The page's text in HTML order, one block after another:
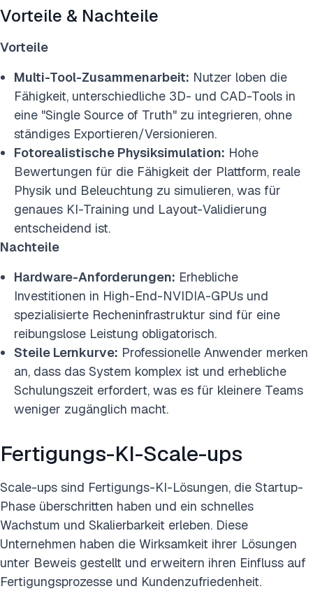
Vorteile & Nachteile
Vorteile
Multi-Tool-Zusammenarbeit: Nutzer loben die
Fähigkeit, unterschiedliche 3D- und CAD-Tools in
eine "Single Source of Truth" zu integrieren, ohne
ständiges Exportieren/Versionieren.
Fotorealistische Physiksimulation: Hohe
Bewertungen für die Fähigkeit der Plattform, reale
Physik und Beleuchtung zu simulieren, was für
genaues KI-Training und Layout-Validierung
entscheidend ist.
Nachteile
Hardware-Anforderungen: Erhebliche
Investitionen in High-End-NVIDIA-GPUs und
spezialisierte Recheninfrastruktur sind für eine
reibungslose Leistung obligatorisch.
Steile Lernkurve: Professionelle Anwender merken
an, dass das System komplex ist und erhebliche
Schulungszeit erfordert, was es für kleinere Teams
weniger zugänglich macht.
Fertigungs-KI-Scale-ups
Scale-ups sind Fertigungs-KI-Lösungen, die Startup-
Phase überschritten haben und ein schnelles
Wachstum und Skalierbarkeit erleben. Diese
Unternehmen haben die Wirksamkeit ihrer Lösungen
unter Beweis gestellt und erweitern ihren Einfluss auf
Fertigungsprozesse und Kundenzufriedenheit.